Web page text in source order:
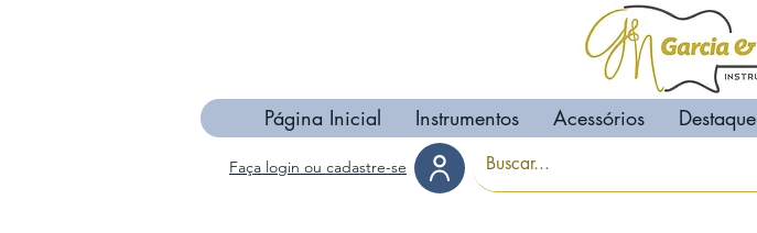
Página Inicial Instrumentos Acessórios Destaque
Faça login ou cadastre-se